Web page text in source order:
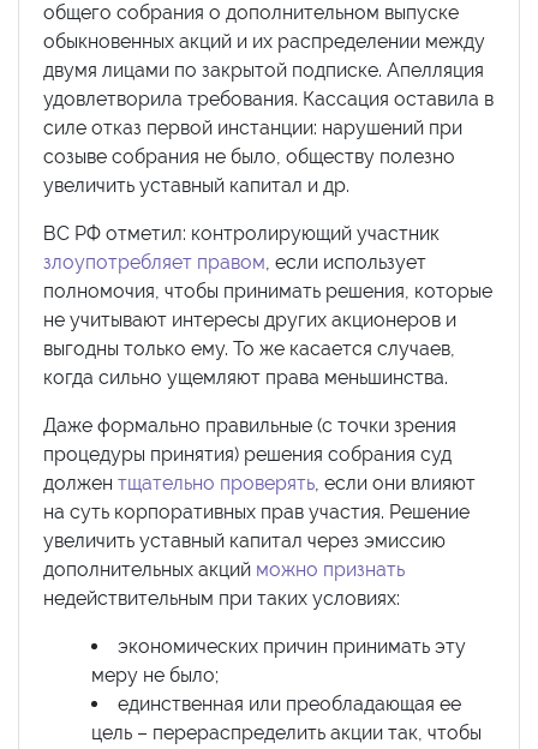
общего собрания о дополнительном выпуске
обыкновенных акций и их распределении между
двумя лицами по закрытой подписке. Апелляция
удовлетворила требования. Кассация оставила в
силе отказ первой инстанции: нарушений при
созыве собрания не было, обществу полезно
увеличить уставный капитал и др.
ВС РФ отметил: контролирующий участник
злоупотребляет правом, если использует
полномочия, чтобы принимать решения, которые
не учитывают интересы других акционеров и
выгодны только ему. То же касается случаев,
когда сильно ущемляют права меньшинства.
Даже формально правильные (с точки зрения
процедуры принятия) решения собрания суд
должен тщательно проверять, если они влияют
на суть корпоративных прав участия. Решение
увеличить уставный капитал через эмиссию
дополнительных акций можно признать
недействительным при таких условиях:
экономических причин принимать эту
меру не было;
единственная или преобладающая ее
цель – перераспределить акции так, чтобы